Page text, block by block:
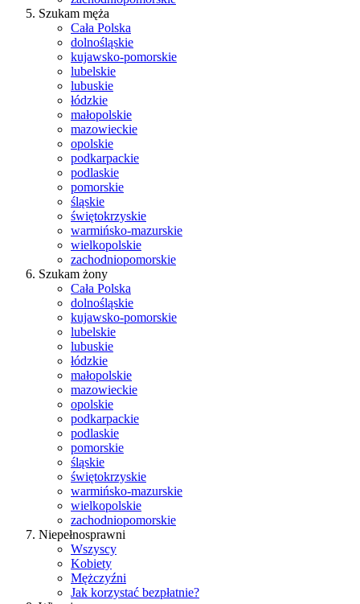
Szukam męża
Cała Polska
dolnośląskie
kujawsko-pomorskie
lubelskie
lubuskie
łódzkie
małopolskie
mazowieckie
opolskie
podkarpackie
podlaskie
pomorskie
śląskie
świętokrzyskie
warmińsko-mazurskie
wielkopolskie
zachodniopomorskie
Szukam żony
Cała Polska
dolnośląskie
kujawsko-pomorskie
lubelskie
lubuskie
łódzkie
małopolskie
mazowieckie
opolskie
podkarpackie
podlaskie
pomorskie
śląskie
świętokrzyskie
warmińsko-mazurskie
wielkopolskie
zachodniopomorskie
Niepełnosprawni
Wszyscy
Kobiety
Mężczyźni
Jak korzystać bezpłatnie?